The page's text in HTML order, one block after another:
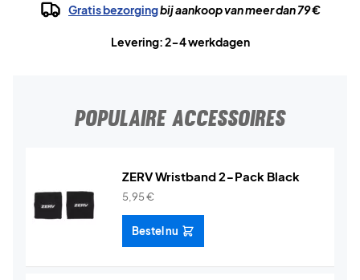
Gratis bezorgingbij aankoop van meer dan 79 €
Levering: 2-4 werkdagen
POPULAIRE ACCESSOIRES
ZERV Wristband 2-Pack Black
5,95€
Bestel nu